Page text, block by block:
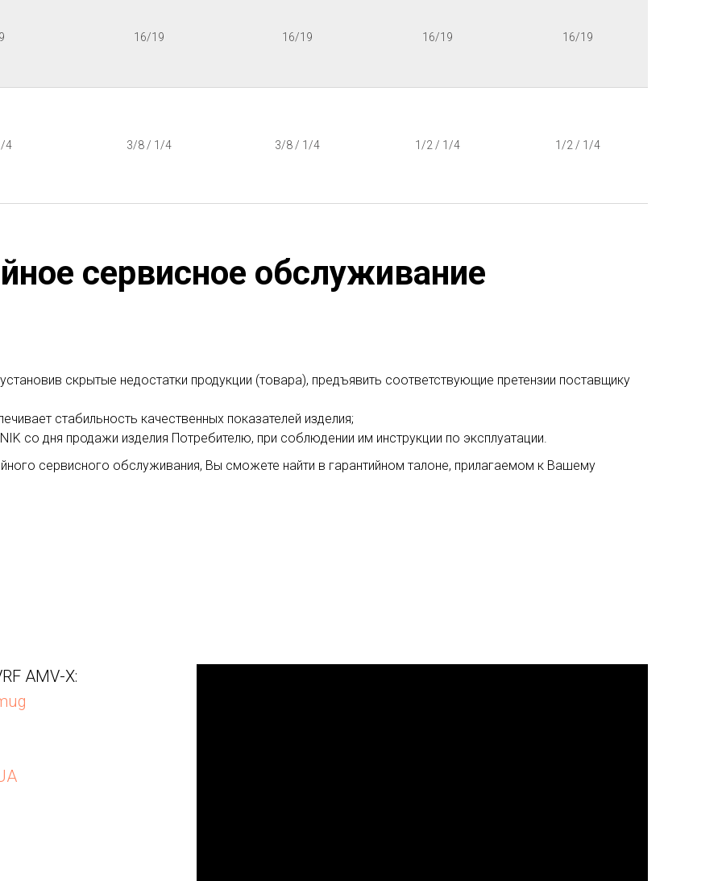
16/19 16/19 16/19 16/19
4 3/8 / 1/4 3/8 / 1/4 1/2 / 1/4 1/2 / 1/4
сервисное обслуживание
скрытые недостатки продукции (товара), предъявить соответствующие претензии поставщику
стабильность качественных показателей изделия;
со дня продажи изделия Потребителю, при соблюдении им инструкции по эксплуатации.
сервисного обслуживания, Вы сможете найти в гарантийном талоне, прилагаемом к Вашему
AMV-X: